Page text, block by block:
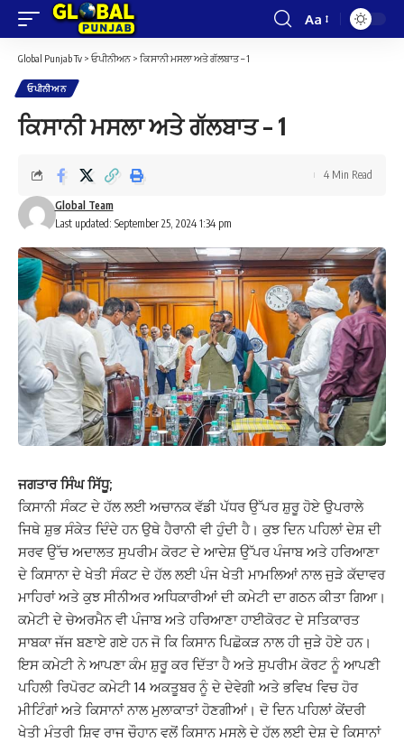
Font
Aa
Global Punjab Tv > ਓਪੀਨੀਅਨ > ਕਿਸਾਨੀ ਮਸਲਾ ਅਤੇ ਗੱਲਬਾਤ – 1
ਓਪੀਨੀਅਨ
ਕਿਸਾਨੀ ਮਸਲਾ ਅਤੇ ਗੱਲਬਾਤ – 1
Last updated: September 25, 2024 1:34 pm
Global Team
4 Min Read
ਜਗਤਾਰ ਸਿੰਘ ਸਿੱਧੂ;
ਕਿਸਾਨੀ ਸੰਕਟ ਦੇ ਹੱਲ ਲਈ ਅਚਾਨਕ ਵੱਡੀ ਪੱਧਰ ਉੱਪਰ ਸ਼ੁਰੂ ਹੋਏ ਉਪਰਾਲੇ
ਜਿਥੇ ਸ਼ੁਭ ਸੰਕੇਤ ਦਿੰਦੇ ਹਨ ਉਥੇ ਹੈਰਾਨੀ ਵੀ ਹੁੰਦੀ ਹੈ। ਕੁਝ ਦਿਨ ਪਹਿਲਾਂ ਦੇਸ਼ ਦੀ
ਸਰਵ ਉੱਚ ਅਦਾਲਤ ਸੁਪਰੀਮ ਕੋਰਟ ਦੇ ਆਦੇਸ਼ ਉੱਪਰ ਪੰਜਾਬ ਅਤੇ ਹਰਿਆਣਾ
ਦੇ ਕਿਸਾਨਾ ਦੇ ਖੇਤੀ ਸੰਕਟ ਦੇ ਹੱਲ ਲਈ ਪੰਜ ਖੇਤੀ ਮਾਮਲਿਆਂ ਨਾਲ ਜੁੜੇ ਕੱਦਾਵਰ
ਮਾਹਿਰਾਂ ਅਤੇ ਕੁਝ ਸੀਨੀਅਰ ਅਧਿਕਾਰੀਆਂ ਦੀ ਕਮੇਟੀ ਦਾ ਗਠਨ ਕੀਤਾ ਗਿਆ।
ਕਮੇਟੀ ਦੇ ਚੇਅਰਮੈਨ ਵੀ ਪੰਜਾਬ ਅਤੇ ਹਰਿਆਣਾ ਹਾਈਕੋਰਟ ਦੇ ਸਤਿਕਾਰਤ
ਸਾਬਕਾ ਜੱਜ ਬਣਾਏ ਗਏ ਹਨ ਜੋ ਕਿ ਕਿਸਾਨ ਪਿਛੋਕੜ ਨਾਲ ਹੀ ਜੁੜੇ ਹੋਏ ਹਨ।
ਇਸ ਕਮੇਟੀ ਨੇ ਆਪਣਾ ਕੰਮ ਸ਼ੁਰੂ ਕਰ ਦਿੱਤਾ ਹੈ ਅਤੇ ਸੁਪਰੀਮ ਕੋਰਟ ਨੂੰ ਆਪਣੀ
ਪਹਿਲੀ ਰਿਪੋਰਟ ਕਮੇਟੀ 14 ਅਕਤੂਬਰ ਨੂੰ ਦੇ ਦੇਵੇਗੀ ਅਤੇ ਭਵਿਖ ਵਿਚ ਹੋਰ
ਮੀਟਿੰਗਾਂ ਅਤੇ ਕਿਸਾਨਾਂ ਨਾਲ ਮੁਲਾਕਾਤਾਂ ਹੋਣਗੀਆਂ। ਦੋ ਦਿਨ ਪਹਿਲਾਂ ਕੇਂਦਰੀ
ਖੇਤੀ ਮੰਤਰੀ ਸ਼ਿਵ ਰਾਜ ਚੌਹਾਨ ਵਲੋਂ ਕਿਸਾਨ ਮਸਲੇ ਦੇ ਹੱਲ ਲਈ ਦੇਸ਼ ਦੇ ਕਿਸਾਨਾਂ